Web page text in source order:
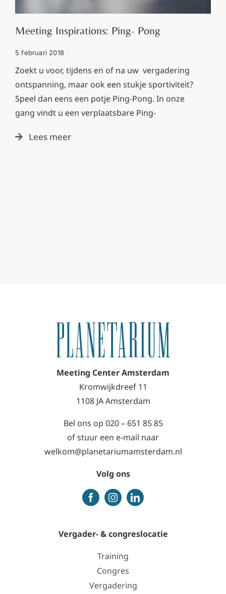
Meeting Inspirations: Ping- Pong
5 februari 2018
Zoekt u voor, tijdens en of na uw vergadering
ontspanning, maar ook een stukje sportiviteit?
Speel dan eens een potje Ping-Pong. In onze
gang vindt u een verplaatsbare Ping-
Lees meer
Vergader- & congreslocatie
Training
Congres
Vergadering
Meeting Center Amsterdam
Kromwijkdreef 11
1108 JA Amsterdam
Bel ons op 020 – 651 85 85
of stuur een e-mail naar
welkom@planetariumamsterdam.nl
Volg ons